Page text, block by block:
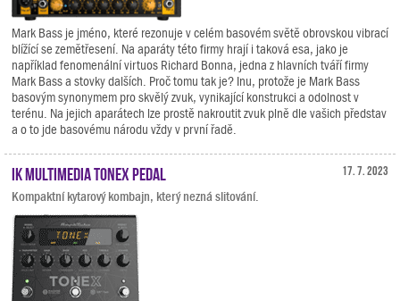
Mark Bass je jméno, které rezonuje v celém basovém světě obrovskou vibrací
blížící se zemětřesení. Na aparáty této firmy hrají i taková esa, jako je
například fenomenální virtuos Richard Bonna, jedna z hlavních tváří firmy
Mark Bass a stovky dalších. Proč tomu tak je? Inu, protože je Mark Bass
basovým synonymem pro skvělý zvuk, vynikající konstrukci a odolnost v
terénu. Na jejich aparátech lze prostě nakroutit zvuk plně dle vašich představ
a o to jde basovému národu vždy v první řadě.
17. 7. 2023
IK Multimedia TONEX Pedal
Kompaktní kytarový kombajn, který nezná slitování.